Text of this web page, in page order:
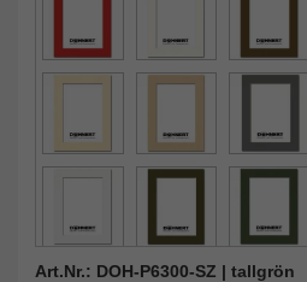
Art.Nr.: DOH-P6300-SZ | tallgrön